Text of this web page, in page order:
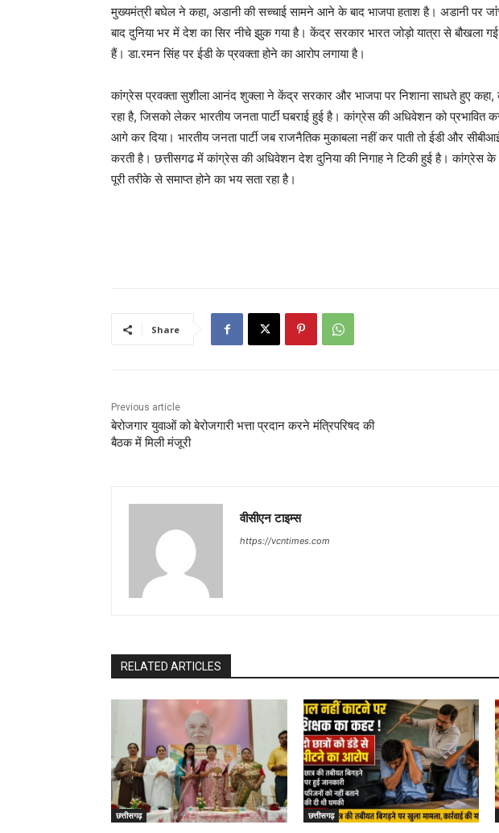
मुख्यमंत्री बघेल ने कहा, अडानी की सच्चाई सामने आने के बाद भाजपा हताश है। अडानी
बाद दुनिया भर में देश का सिर नीचे झुक गया है। केंद्र सरकार भारत जोड़ो यात्रा से
हैं। डा.रमन सिंह पर ईडी के प्रवक्ता होने का आरोप लगाया है।
कांग्रेस प्रवक्ता सुशीला आनंद शुक्ला ने केंद्र सरकार और भाजपा पर निशाना साधते हुए
रहा है, जिसको लेकर भारतीय जनता पार्टी घबराई हुई है। कांग्रेस की अधिवेशन को
आगे कर दिया। भारतीय जनता पार्टी जब राजनैतिक मुकाबला नहीं कर पाती तो ईडी और
करती है। छत्तीसगढ में कांग्रेस की अधिवेशन देश दुनिया की निगाह ने टिकी हुई है। कांग्रेस के
पूरी तरीके से समाप्त होने का भय सता रहा है।
Share
Previous article
बेरोजगार युवाओं को बेरोजगारी भत्ता प्रदान करने मंत्रिपरिषद की
बैठक में मिली मंजूरी
वीसीएन टाइम्स
https://vcntimes.com
RELATED ARTICLES
छत्तीसगढ़ छत्तीसगढ़